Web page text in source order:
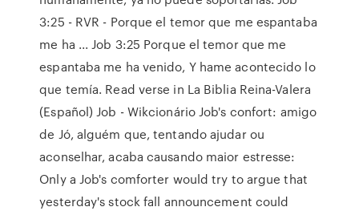
3:25 - RVR - Porque el temor que me espantaba
me ha ... Job 3:25 Porque el temor que me
espantaba me ha venido, Y hame acontecido lo
que temía. Read verse in La Biblia Reina-Valera
(Español) Job - Wikcionário Job's confort: amigo
de Jó, alguém que, tentando ajudar ou
aconselhar, acaba causando maior estresse:
Only a Job's comforter would try to argue that
yesterday's stock fall announcement could